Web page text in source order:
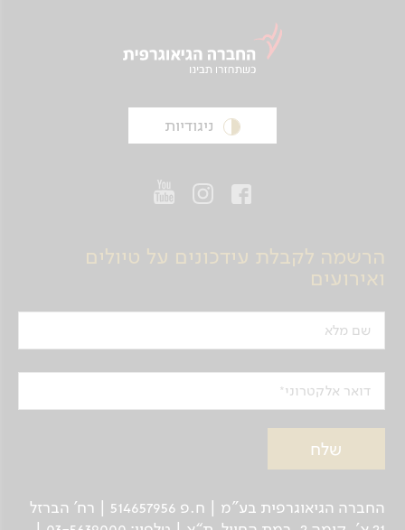
ניגודיות
הרשמה לקבלת עידכונים על טיולים
ואירועים
שם מלא
דואר אלקטרוני
החברה הגיאוגרפית בע"מ | ח.פ 514657956 | רח’ הברזל